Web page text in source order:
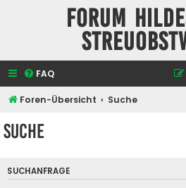
Forum
FAQ
Foren-Übersicht Suche
Suche
SUCHANFRAGE